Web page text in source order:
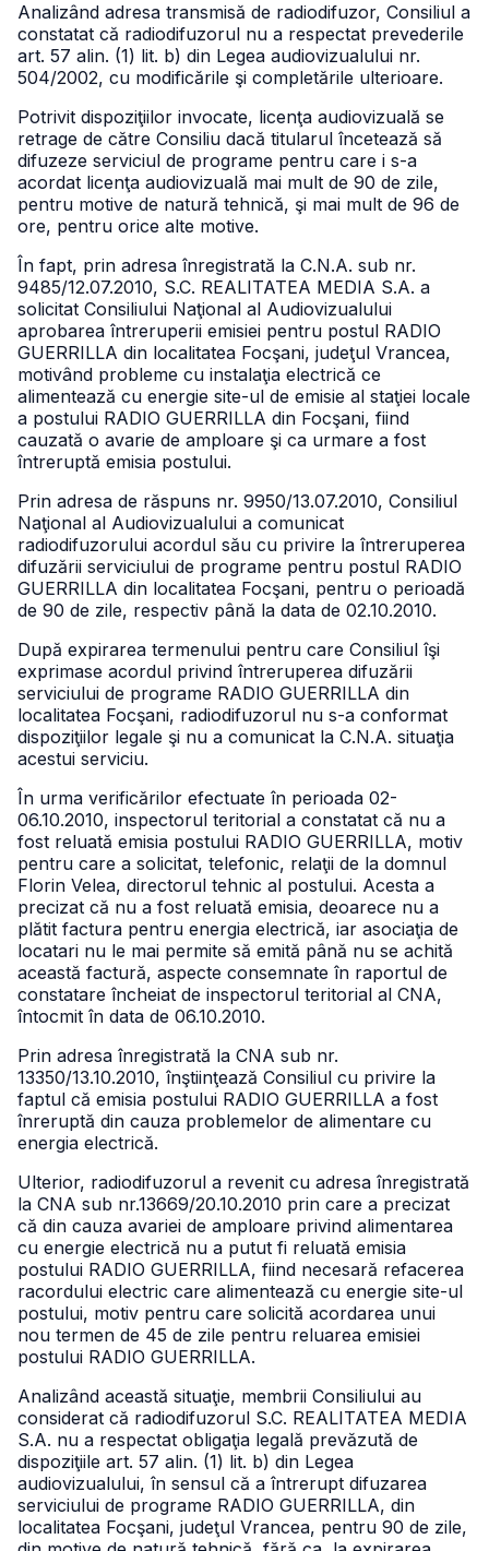
Analizând adresa transmisă de radiodifuzor, Consiliul a
constatat că radiodifuzorul nu a respectat prevederile
art. 57 alin. (1) lit. b) din Legea audiovizualului nr.
504/2002, cu modificările şi completările ulterioare.
Potrivit dispoziţiilor invocate, licenţa audiovizuală se
retrage de către Consiliu dacă titularul încetează să
difuzeze serviciul de programe pentru care i s-a
acordat licenţa audiovizuală mai mult de 90 de zile,
pentru motive de natură tehnică, şi mai mult de 96 de
ore, pentru orice alte motive.
În fapt, prin adresa înregistrată la C.N.A. sub nr.
9485/12.07.2010, S.C. REALITATEA MEDIA S.A. a
solicitat Consiliului Naţional al Audiovizualului
aprobarea întreruperii emisiei pentru postul RADIO
GUERRILLA din localitatea Focşani, judeţul Vrancea,
motivând probleme cu instalaţia electrică ce
alimentează cu energie site-ul de emisie al staţiei locale
a postului RADIO GUERRILLA din Focşani, fiind
cauzată o avarie de amploare şi ca urmare a fost
întreruptă emisia postului.
Prin adresa de răspuns nr. 9950/13.07.2010, Consiliul
Naţional al Audiovizualului a comunicat
radiodifuzorului acordul său cu privire la întreruperea
difuzării serviciului de programe pentru postul RADIO
GUERRILLA din localitatea Focşani, pentru o perioadă
de 90 de zile, respectiv până la data de 02.10.2010.
După expirarea termenului pentru care Consiliul îşi
exprimase acordul privind întreruperea difuzării
serviciului de programe RADIO GUERRILLA din
localitatea Focşani, radiodifuzorul nu s-a conformat
dispoziţiilor legale şi nu a comunicat la C.N.A. situaţia
acestui serviciu.
În urma verificărilor efectuate în perioada 02-
06.10.2010, inspectorul teritorial a constatat că nu a
fost reluată emisia postului RADIO GUERRILLA, motiv
pentru care a solicitat, telefonic, relaţii de la domnul
Florin Velea, directorul tehnic al postului. Acesta a
precizat că nu a fost reluată emisia, deoarece nu a
plătit factura pentru energia electrică, iar asociaţia de
locatari nu le mai permite să emită până nu se achită
această factură, aspecte consemnate în raportul de
constatare încheiat de inspectorul teritorial al CNA,
întocmit în data de 06.10.2010.
Prin adresa înregistrată la CNA sub nr.
13350/13.10.2010, înştiinţează Consiliul cu privire la
faptul că emisia postului RADIO GUERRILLA a fost
înreruptă din cauza problemelor de alimentare cu
energia electrică.
Ulterior, radiodifuzorul a revenit cu adresa înregistrată
la CNA sub nr.13669/20.10.2010 prin care a precizat
că din cauza avariei de amploare privind alimentarea
cu energie electrică nu a putut fi reluată emisia
postului RADIO GUERRILLA, fiind necesară refacerea
racordului electric care alimentează cu energie site-ul
postului, motiv pentru care solicită acordarea unui
nou termen de 45 de zile pentru reluarea emisiei
postului RADIO GUERRILLA.
Analizând această situaţie, membrii Consiliului au
considerat că radiodifuzorul S.C. REALITATEA MEDIA
S.A. nu a respectat obligaţia legală prevăzută de
dispoziţiile art. 57 alin. (1) lit. b) din Legea
audiovizualului, în sensul că a întrerupt difuzarea
serviciului de programe RADIO GUERRILLA, din
localitatea Focşani, judeţul Vrancea, pentru 90 de zile,